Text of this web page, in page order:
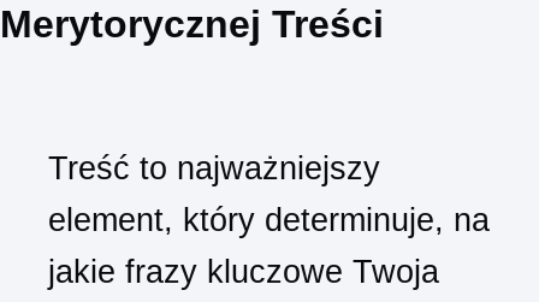
Merytorycznej Treści
Treść to najważniejszy
element, który determinuje, na
jakie frazy kluczowe Twoja